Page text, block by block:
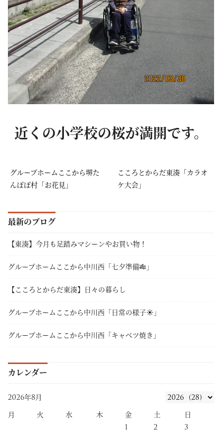
近くの小学校の桜が満開です。
グループホームここから堺た
んぽぽ村「お花見」
こころとからだ東湊「カラオ
ケ大会」
最新のブログ
【東湊】今月も足踏みマシーンやお買い物！
グループホームここから中川西「七夕準備🎋」
【こころとからだ東湊】日々の暮らし
グループホームここから中川西「日常の様子☀」
グループホームここから中川西「キャベツ焼き」
カレンダー
2026年8月
月
火 水 木 金 土
日
1
2
3